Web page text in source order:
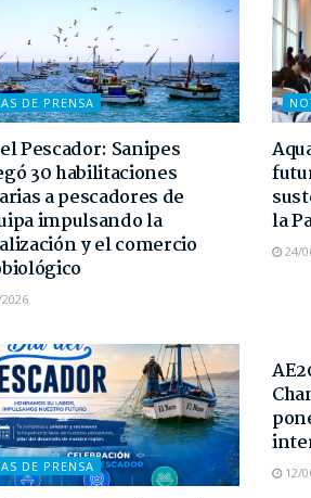
DE PRENSA
Pescador: Sanipes
30 habilitaciones
a pescadores de
impulsando la
y el comercio
la
24/
DE PRENSA 12/